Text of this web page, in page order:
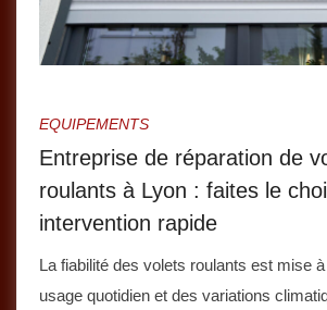
EQUIPEMENTS
Entreprise de réparation de
roulants à Lyon : faites le
intervention rapide
La fiabilité des volets roulants est mise à
usage quotidien et des variations